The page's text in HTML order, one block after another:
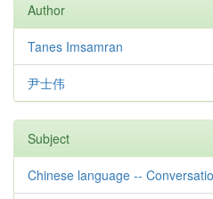
Author
Tanes Imsamran
尹士伟
Subject
Chinese language --